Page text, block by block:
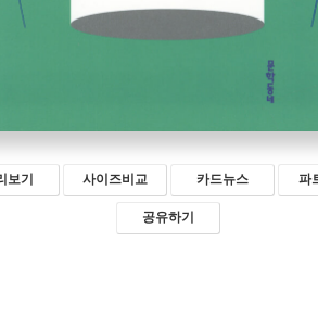
보기 사이즈비교 카드뉴스 파
공유하기